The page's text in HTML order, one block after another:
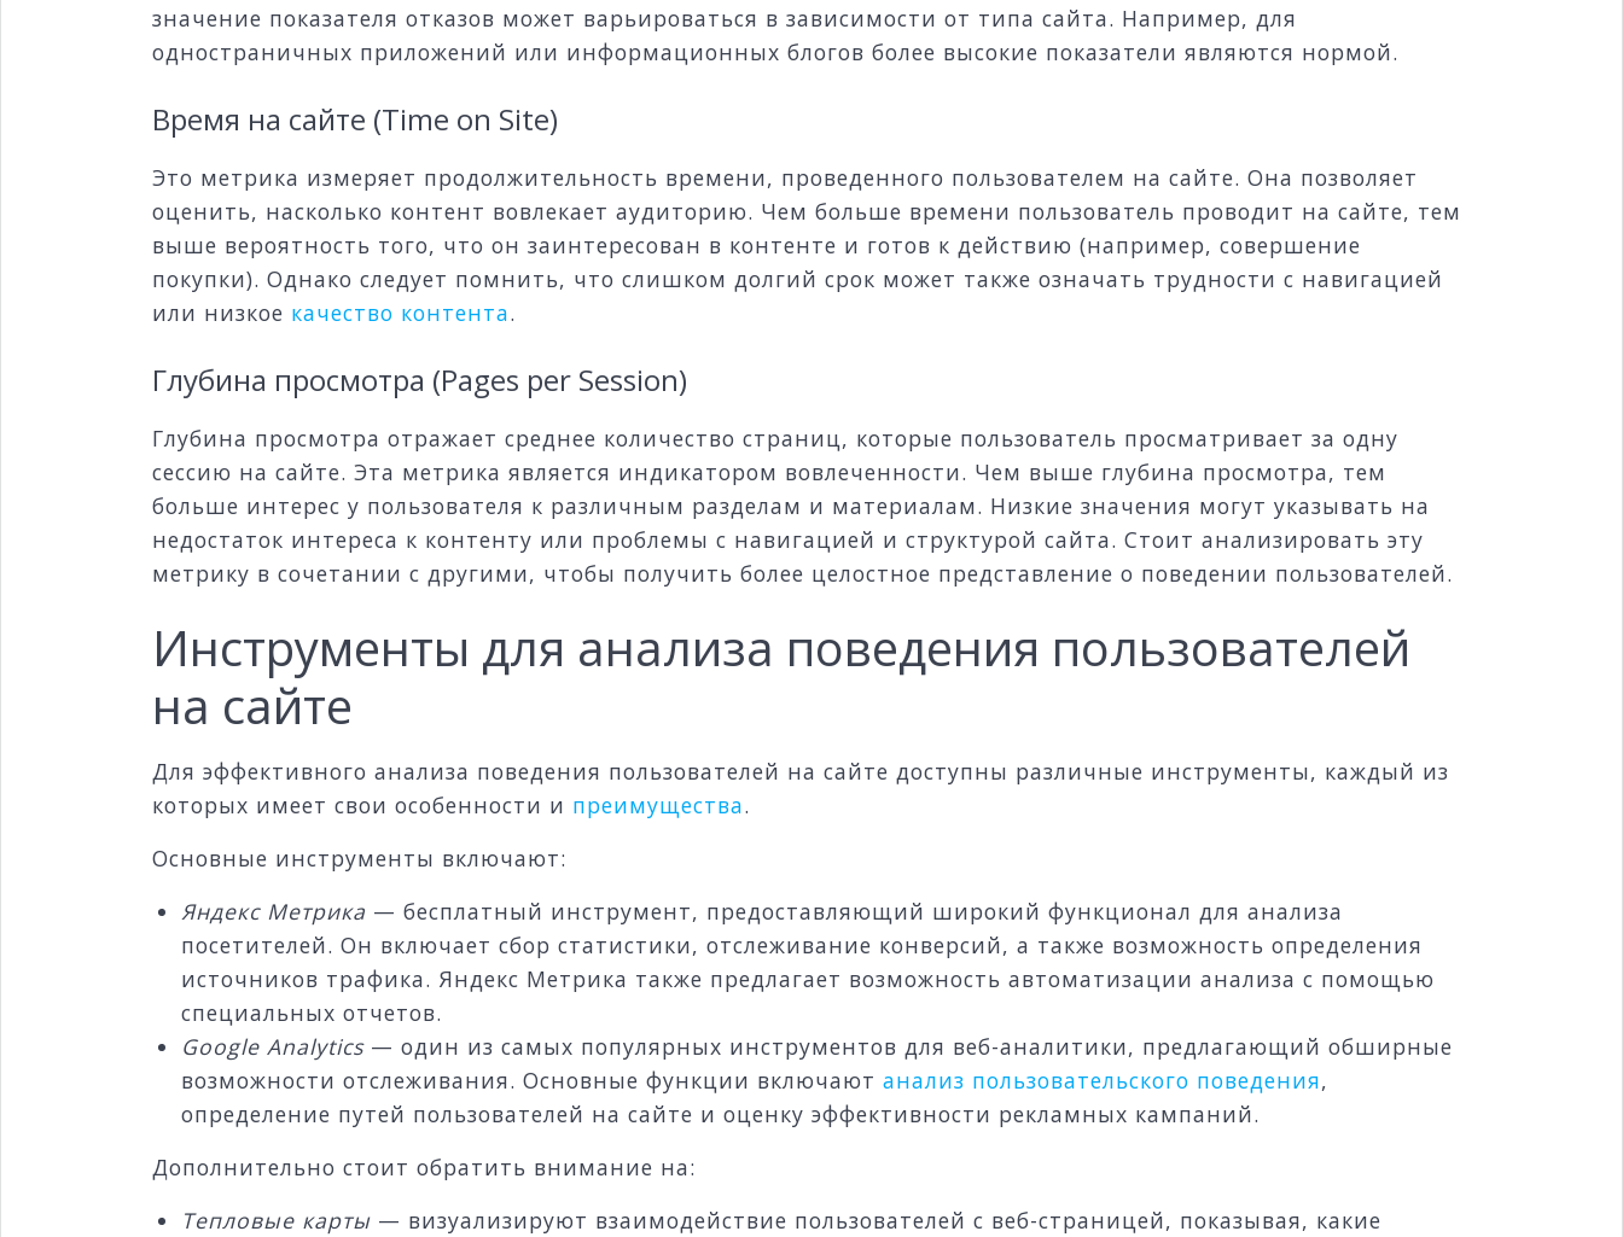
значение показателя отказов может варьироваться в зависимости от типа сайта. Например, для
одностраничных приложений или информационных блогов более высокие показатели являются нормой.
Время на сайте (Time on Site)
Это метрика измеряет продолжительность времени, проведенного пользователем на сайте. Она позволяет
оценить, насколько контент вовлекает аудиторию. Чем больше времени пользователь проводит на сайте, тем
выше вероятность того, что он заинтересован в контенте и готов к действию (например, совершение
покупки). Однако следует помнить, что слишком долгий срок может также означать трудности с навигацией
или низкое качество контента.
Глубина просмотра (Pages per Session)
Глубина просмотра отражает среднее количество страниц, которые пользователь просматривает за одну
сессию на сайте. Эта метрика является индикатором вовлеченности. Чем выше глубина просмотра, тем
больше интерес у пользователя к различным разделам и материалам. Низкие значения могут указывать на
недостаток интереса к контенту или проблемы с навигацией и структурой сайта. Стоит анализировать эту
метрику в сочетании с другими, чтобы получить более целостное представление о поведении пользователей.
Инструменты для анализа поведения пользователей
на сайте
Для эффективного анализа поведения пользователей на сайте доступны различные инструменты, каждый из
которых имеет свои особенности и преимущества.
Основные инструменты включают:
Яндекс Метрика — бесплатный инструмент, предоставляющий широкий функционал для анализа
посетителей. Он включает сбор статистики, отслеживание конверсий, а также возможность определения
источников трафика. Яндекс Метрика также предлагает возможность автоматизации анализа с помощью
специальных отчетов.
Google Analytics— один из самых популярных инструментов для веб-аналитики, предлагающий обширные
возможности отслеживания. Основные функции включаютанализ пользовательского поведения,
определение путей пользователей на сайте и оценку эффективности рекламных кампаний.
Дополнительно стоит обратить внимание на:
Тепловые карты — визуализируют взаимодействие пользователей с веб-страницей, показывая, какие